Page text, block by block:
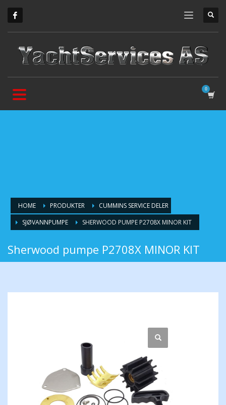
HOME PRODUKTER
CUMMINS SERVICE DELER
SJØVANNPUMPE
SHERWOOD PUMPE P2708X MINOR KIT
Sherwood pumpe P2708X MINOR KIT